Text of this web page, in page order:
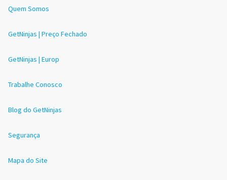
Quem Somos
GetNinjas | Preço Fechado
GetNinjas | Europ
Trabalhe Conosco
Blog do GetNinjas
Segurança
Mapa do Site